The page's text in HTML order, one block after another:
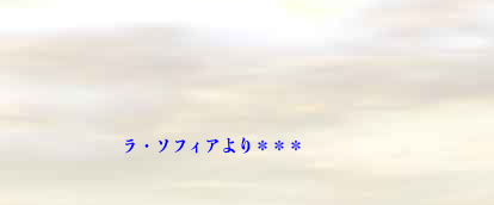
ラ・ソフィアより＊＊＊